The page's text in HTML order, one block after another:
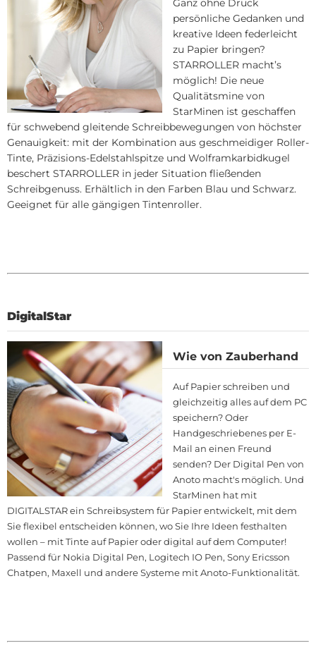
Ganz ohne Druck
persönliche Gedanken und
kreative Ideen federleicht
zu Papier bringen?
STARROLLER macht’s
möglich! Die neue
Qualitätsmine von
StarMinen ist geschaffen
für schwebend gleitende Schreibbewegungen von höchster
Genauigkeit: mit der Kombination aus geschmeidiger Roller-
Tinte, Präzisions-Edelstahlspitze und Wolframkarbidkugel
beschert STARROLLER in jeder Situation fließenden
Schreibgenuss. Erhältlich in den Farben Blau und Schwarz.
Geeignet für alle gängigen Tintenroller.
DigitalStar
Wie von Zauberhand
Auf Papier schreiben und
gleichzeitig alles auf dem PC
speichern? Oder
Handgeschriebenes per E-
Mail an einen Freund
senden? Der Digital Pen von
Anoto macht's möglich. Und
StarMinen hat mit
DIGITALSTAR ein Schreibsystem für Papier entwickelt, mit dem
Sie flexibel entscheiden können, wo Sie Ihre Ideen festhalten
wollen – mit Tinte auf Papier oder digital auf dem Computer!
Passend für Nokia Digital Pen, Logitech IO Pen, Sony Ericsson
Chatpen, Maxell und andere Systeme mit Anoto-Funktionalität.
Gruppe
Gruppe
REFILL Gruppe
Gruppe
Mine C1
B3
für Livescribe Digital Pen
für Digital Pen
und Markierminen
Pen